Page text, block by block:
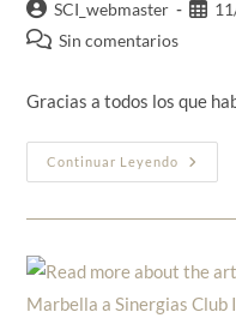
SCI_webmaster
Sin comentarios
Gracias a todos los que
Continuar Leyendo